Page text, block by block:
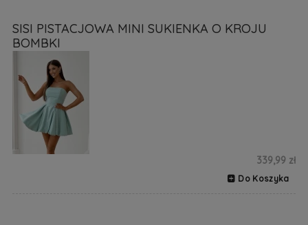
SISI PISTACJOWA MINI SUKIENKA O KROJU
BOMBKI
339,99 zł
Do Koszyka